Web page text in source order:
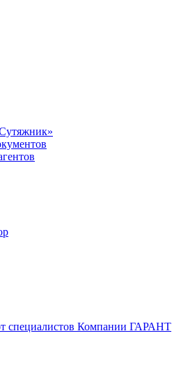
специалистов Компании ГАРАНТ